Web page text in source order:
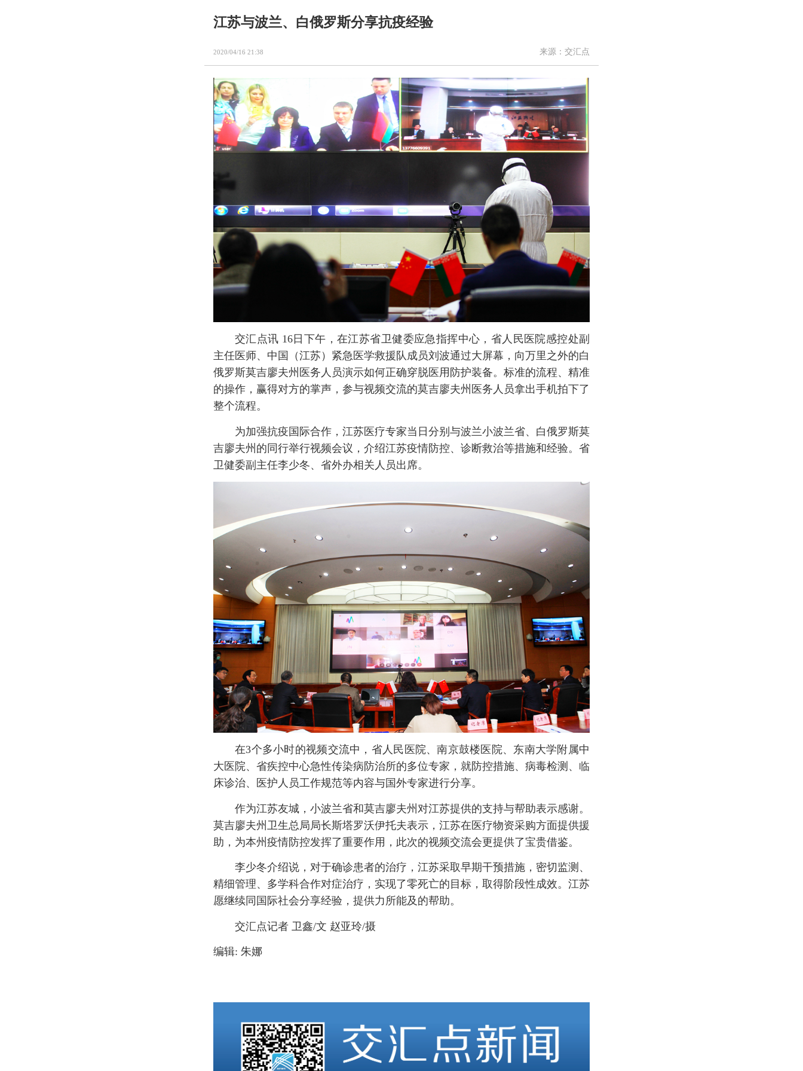
江苏与波兰、白俄罗斯分享抗疫经验
2020/04/16 21:38 来源：交汇点
交汇点讯 16日下午，在江苏省卫健委应急指挥中心，省人民医院感控处副
主任医师、中国（江苏）紧急医学救援队成员刘波通过大屏幕，向万里之外的白
俄罗斯莫吉廖夫州医务人员演示如何正确穿脱医用防护装备。标准的流程、精准
的操作，赢得对方的掌声，参与视频交流的莫吉廖夫州医务人员拿出手机拍下了
整个流程。
为加强抗疫国际合作，江苏医疗专家当日分别与波兰小波兰省、白俄罗斯莫
吉廖夫州的同行举行视频会议，介绍江苏疫情防控、诊断救治等措施和经验。省
卫健委副主任李少冬、省外办相关人员出席。
在3个多小时的视频交流中，省人民医院、南京鼓楼医院、东南大学附属中
大医院、省疾控中心急性传染病防治所的多位专家，就防控措施、病毒检测、临
床诊治、医护人员工作规范等内容与国外专家进行分享。
作为江苏友城，小波兰省和莫吉廖夫州对江苏提供的支持与帮助表示感谢。
莫吉廖夫州卫生总局局长斯塔罗沃伊托夫表示，江苏在医疗物资采购方面提供援
助，为本州疫情防控发挥了重要作用，此次的视频交流会更提供了宝贵借鉴。
李少冬介绍说，对于确诊患者的治疗，江苏采取早期干预措施，密切监测、
精细管理、多学科合作对症治疗，实现了零死亡的目标，取得阶段性成效。江苏
愿继续同国际社会分享经验，提供力所能及的帮助。
交汇点记者 卫鑫/文 赵亚玲/摄
编辑: 朱娜